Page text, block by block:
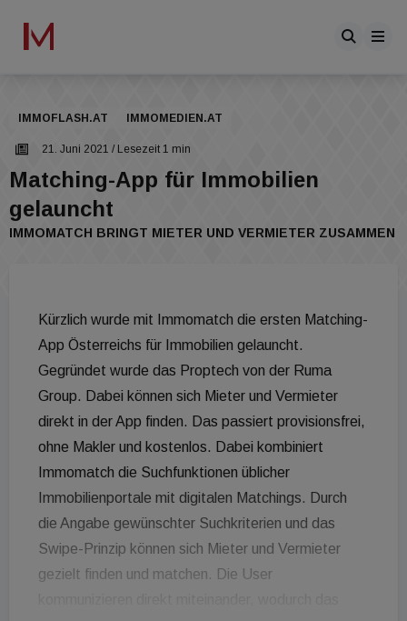
IMMOFLASH.AT IMMOMEDIEN.AT
21. Juni 2021 / Lesezeit 1 min
Matching-App für Immobilien
gelauncht
IMMOMATCH BRINGT MIETER UND VERMIETER ZUSAMMEN
Kürzlich wurde mit Immomatch die ersten Matching-
App Österreichs für Immobilien gelauncht.
Gegründet wurde das Proptech von der Ruma
Group. Dabei können sich Mieter und Vermieter
direkt in der App finden. Das passiert provisionsfrei,
ohne Makler und kostenlos. Dabei kombiniert
Immomatch die Suchfunktionen üblicher
Immobilienportale mit digitalen Matchings. Durch
die Angabe gewünschter Suchkriterien und das
Swipe-Prinzip können sich Mieter und Vermieter
gezielt finden und matchen. Die User